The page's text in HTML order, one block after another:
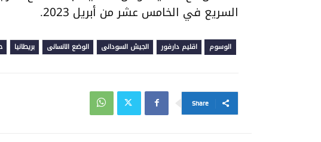
السريع في الخامس عشر من أبريل 2023.
الوسوم اقليم دارفور الجيش السودانى الوضع الانسانى بريطانيا
Share